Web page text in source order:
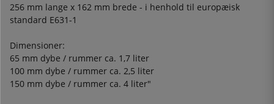
256 mm lange x 162 mm brede - i henhold til europæisk
standard E631-1
Dimensioner:
65 mm dybe / rummer ca. 1,7 liter
100 mm dybe / rummer ca. 2,5 liter
150 mm dybe / rummer ca. 4 liter"